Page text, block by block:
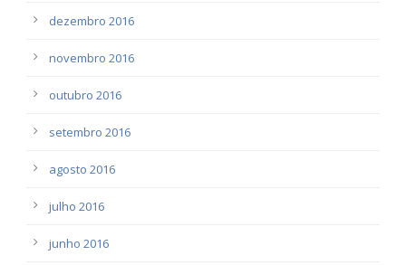
dezembro 2016
novembro 2016
outubro 2016
setembro 2016
agosto 2016
julho 2016
junho 2016